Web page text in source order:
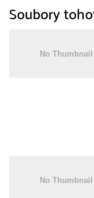
Soubory